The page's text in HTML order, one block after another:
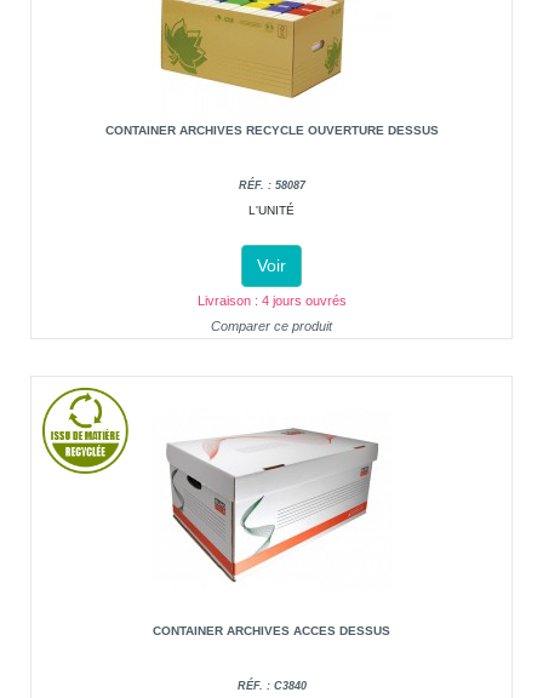
CONTAINER ARCHIVES RECYCLE OUVERTURE DESSUS
RÉF. : 58087
L'UNITÉ
Voir
Livraison : 4 jours ouvrés
Comparer ce produit
CONTAINER ARCHIVES ACCES DESSUS
RÉF. : C3840